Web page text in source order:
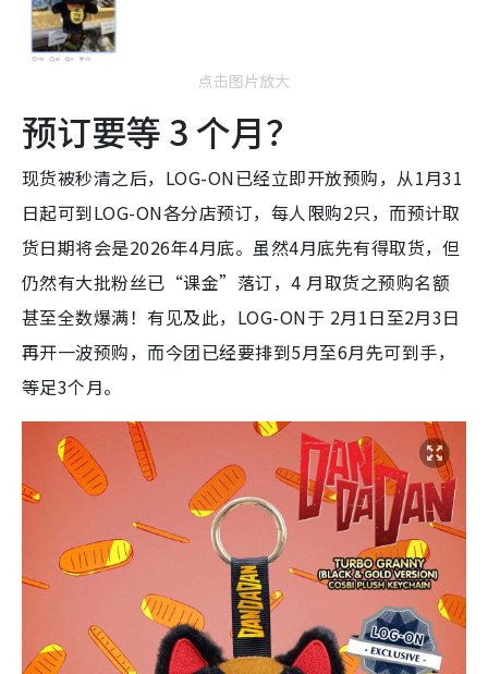
点击图片放大
预订要等 3 个月？
现货被秒清之后，LOG-ON已经立即开放预购，从1月31
日起可到LOG-ON各分店预订，每人限购2只，而预计取
货日期将会是2026年4月底。虽然4月底先有得取货，但
仍然有大批粉丝已“课金”落订，4 月取货之预购名额
甚至全数爆满！有见及此，LOG-ON于 2月1日至2月3日
再开一波预购，而今团已经要排到5月至6月先可到手，
等足3个月。